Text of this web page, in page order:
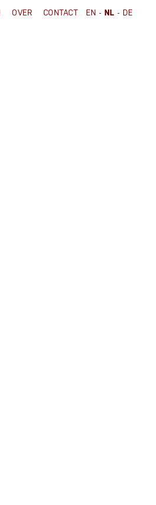
OVER CONTACT EN - NL - DE